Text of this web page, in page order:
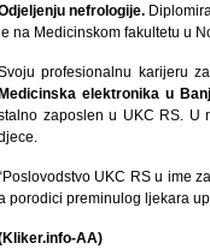
nefrologije.
na Medicinskom fakultetu u
profesionalnu karijeru
Medicinska elektronika u
zaposlen u UKC RS. U
UKC RS u ime
porodici preminulog ljekara
AA)